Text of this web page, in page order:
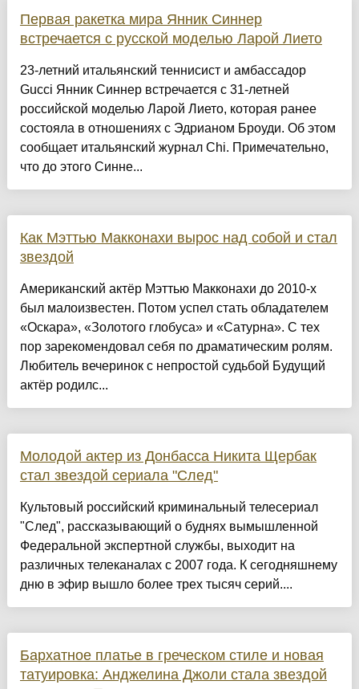
Первая ракетка мира Янник Синнер
встречается с русской моделью Ларой Лието
23-летний итальянский теннисист и амбассадор
Gucci Янник Синнер встречается с 31-летней
российской моделью Ларой Лието, которая ранее
состояла в отношениях с Эдрианом Броуди. Об этом
сообщает итальянский журнал Chi. Примечательно,
что до этого Синне...
Как Мэттью Макконахи вырос над собой и стал
звездой
Американский актёр Мэттью Макконахи до 2010-х
был малоизвестен. Потом успел стать обладателем
«Оскара», «Золотого глобуса» и «Сатурна». С тех
пор зарекомендовал себя по драматическим ролям.
Любитель вечеринок с непростой судьбой Будущий
актёр родилс...
Молодой актер из Донбасса Никита Щербак
стал звездой сериала "След"
Культовый российский криминальный телесериал
"След", рассказывающий о буднях вымышленной
Федеральной экспертной службы, выходит на
различных телеканалах с 2007 года. К сегодняшнему
дню в эфир вышло более трех тысяч серий....
Бархатное платье в греческом стиле и новая
татуировка: Анджелина Джоли стала звездой